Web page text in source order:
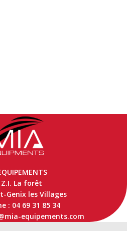
Z.I. La forêt
Genix les Villages
: 04 69 31 85 34
equipements.com